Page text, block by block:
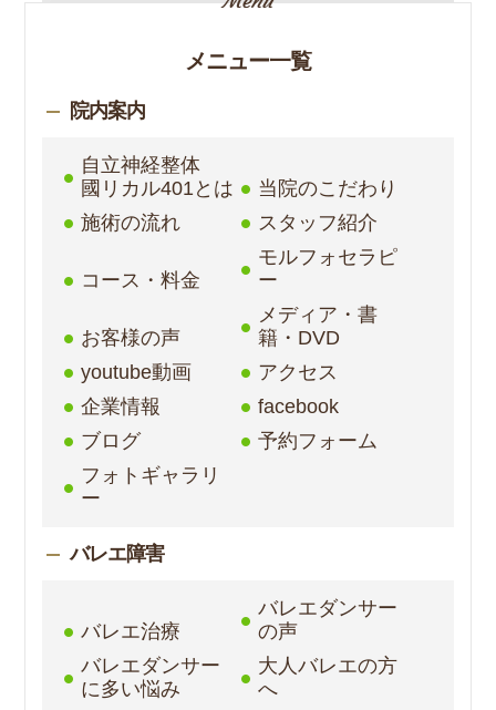
メニュー一覧
院内案内
自立神経整体
國リカル401とは
当院のこだわり
施術の流れ
スタッフ紹介
コース・料金
モルフォセラピ
ー
お客様の声
メディア・書
籍・DVD
youtube動画
アクセス
企業情報
facebook
ブログ
予約フォーム
フォトギャラリ
ー
バレエ障害
バレエ治療
バレエダンサー
の声
バレエダンサー
に多い悩み
大人バレエの方
へ